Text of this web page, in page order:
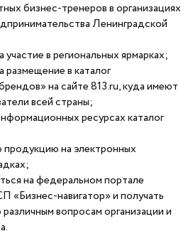
бизнес-тренеров в организациях
Ленинградской
участие в региональных ярмарках;
размещение в каталог
на сайте 813.ru, куда имеют
всей страны;
ресурсах каталог
на электронных
на федеральном портале
«Бизнес-навигатор» и получать
вопросам организации и